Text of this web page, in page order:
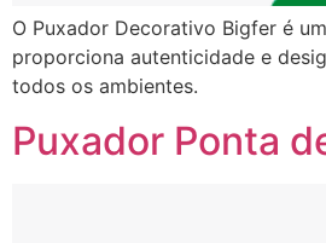
O Puxador Decorativo Bigfer é
proporciona autenticidade e
todos os ambientes.
Puxador Ponta